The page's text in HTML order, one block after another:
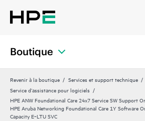
Boutique
Revenir à la boutique Services et support technique
Service d’assistance pour logiciels
HPE ANW Foundational Care 24x7 Service SW Support
HPE Aruba Networking Foundational Care 1Y Software
Capacity E‑LTU SVC